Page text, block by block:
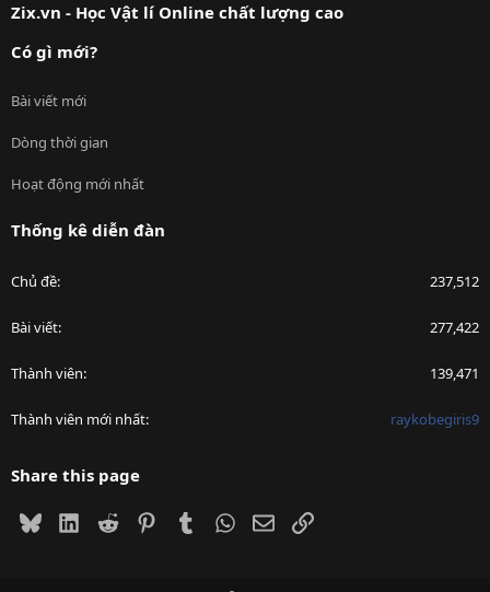
Zix.vn - Học Vật lí Online chất lượng cao
Có gì mới?
Bài viết mới
Dòng thời gian
Hoạt động mới nhất
Thống kê diễn đàn
Chủ đề 237,512
Bài viết 277,422
Thành viên 139,471
Thành viên mới nhất raykobegiris9
Share this page
BlueskyLinkedIn
Reddit PinterestTumblrWhatsApp
EmailLink